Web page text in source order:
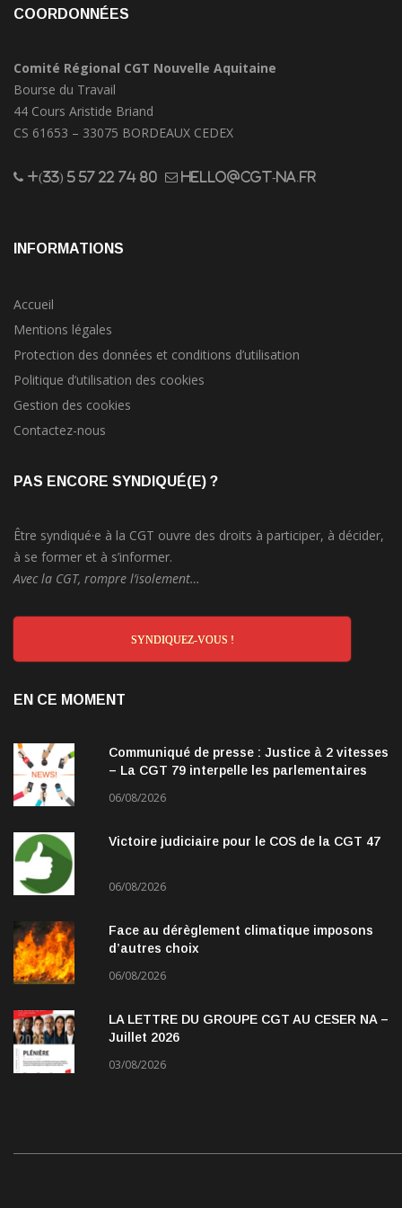
COORDONNÉES
Comité Régional CGT Nouvelle Aquitaine
Bourse du Travail
44 Cours Aristide Briand
CS 61653 – 33075 BORDEAUX CEDEX
+(33) 5 57 22 74 80 hello@cgt-na.fr
INFORMATIONS
Accueil
Mentions légales
Protection des données et conditions d’utilisation
Politique d’utilisation des cookies
Gestion des cookies
Contactez-nous
PAS ENCORE SYNDIQUÉ(E) ?
Être syndiqué·e à la CGT ouvre des droits à participer, à décider,
à se former et à s’informer.
Avec la CGT, rompre l’isolement…
SYNDIQUEZ-VOUS !
EN CE MOMENT
Communiqué de presse : Justice à 2 vitesses
– La CGT 79 interpelle les parlementaires
06/08/2026
Victoire judiciaire pour le COS de la CGT 47
06/08/2026
Face au dérèglement climatique imposons
d’autres choix
06/08/2026
LA LETTRE DU GROUPE CGT AU CESER NA –
Juillet 2026
03/08/2026